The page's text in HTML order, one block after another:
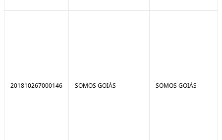
201810267000146 SOMOS GOIÁS SOMOS GOIÁS